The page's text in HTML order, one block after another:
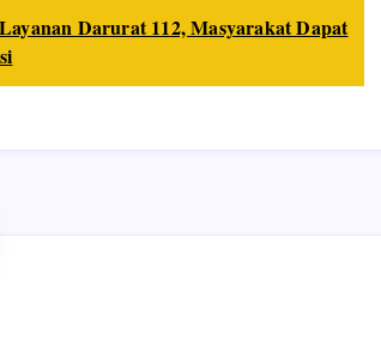
Darurat 112, Masyarakat Dapat